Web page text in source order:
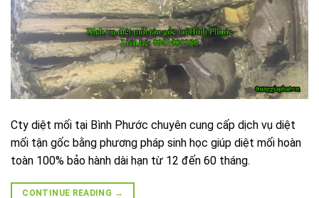
Cty diệt mối tại Bình Phước chuyên cung cấp dịch vụ diệt
mối tận gốc bằng phương pháp sinh học giúp diệt mối hoàn
toàn 100% bảo hành dài hạn từ 12 đến 60 tháng.
CONTINUE READING →